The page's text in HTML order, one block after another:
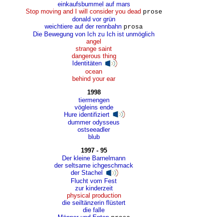
einkaufsbummel auf mars
Stop moving and I will consider you dead prose
donald vor grün
weichtiere auf der rennbahn prosa
Die Bewegung von Ich zu Ich ist unmöglich
angel
strange saint
dangerous thing
Identitäten
ocean
behind your ear
1998
tiermengen
vögleins ende
Hure identifiziert
dummer odysseus
ostseeadler
blub
1997 - 95
Der kleine Barnelmann
der seltsame ichgeschmack
der Stachel
Flucht vom Fest
zur kinderzeit
physical production
die seiltänzerin flüstert
die falle